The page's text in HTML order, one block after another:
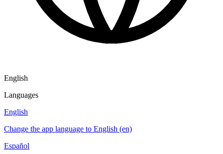
English
Languages
English
Change the app language to English (en)
Español